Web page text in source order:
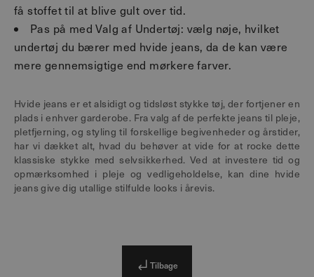
få stoffet til at blive gult over tid.
Pas på med Valg af Undertøj: vælg nøje, hvilket
undertøj du bærer med hvide jeans, da de kan være
mere gennemsigtige end mørkere farver.
Hvide jeans er et alsidigt og tidsløst stykke tøj, der fortjener en
plads i enhver garderobe. Fra valg af de perfekte jeans til pleje,
pletfjerning, og styling til forskellige begivenheder og årstider,
har vi dækket alt, hvad du behøver at vide for at rocke dette
klassiske stykke med selvsikkerhed. Ved at investere tid og
opmærksomhed i pleje og vedligeholdelse, kan dine hvide
jeans give dig utallige stilfulde looks i årevis.
Tilbage